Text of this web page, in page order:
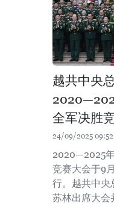
越共中央
全军决胜
24/09/2025 09:52
2020—2025
竞赛大会于9
行。越共中央
苏林出席大会